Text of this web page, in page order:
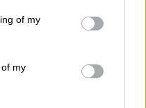
You may click to
its third-party tags to
in below Google
of my
my